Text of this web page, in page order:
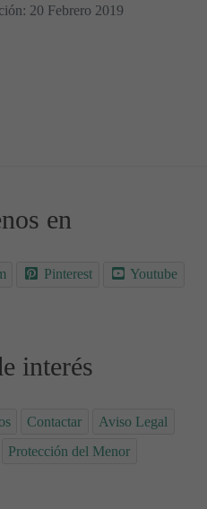
20 Febrero 2019
Síntomas, tipos, causas y tratamiento
¿Vive con ansiedad? 11 formas de
en
Pinterest Youtube
interés
Contactar
Aviso Legal
Protección del Menor